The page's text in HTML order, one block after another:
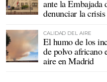
ante la Embajada
denunciar la
CALIDAD DEL AIRE
El humo de los
de polvo africano
aire en Madrid